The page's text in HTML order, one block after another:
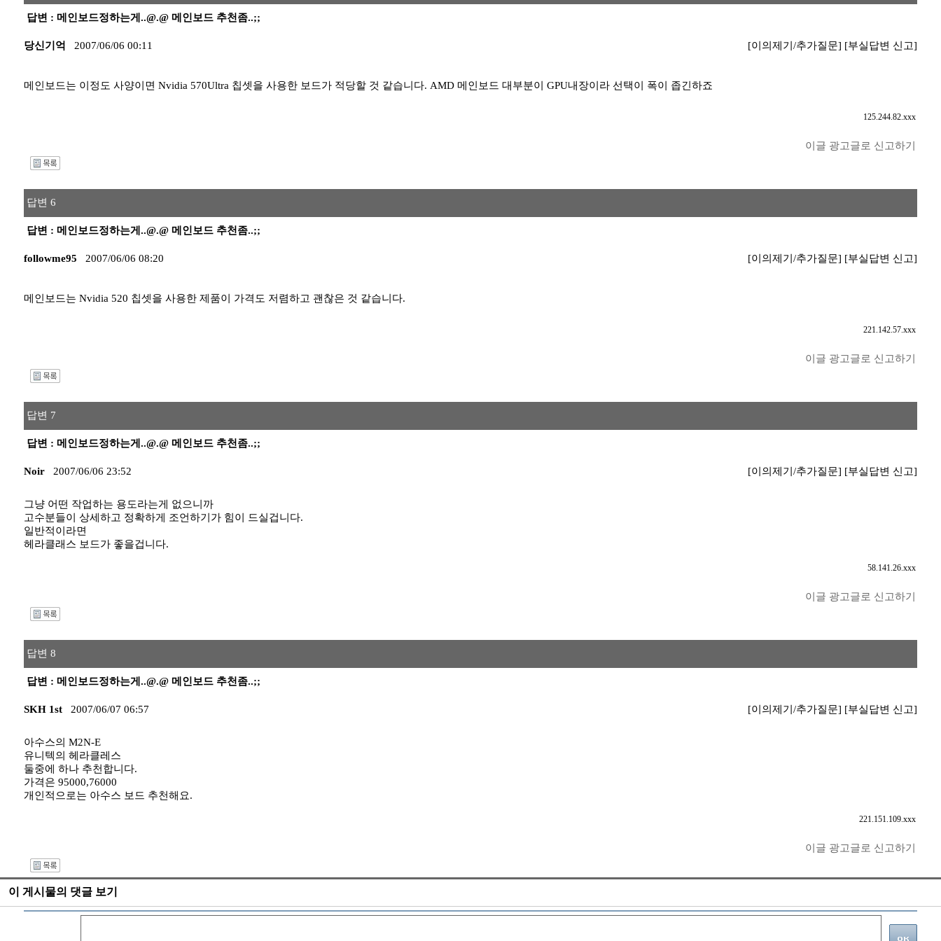
답변 : 메인보드정하는게..@.@ 메인보드 추천좀..;;
당신기억 2007/06/06 00:11 [이의제기/추가질문] [부실답변 신고]
메인보드는 이정도 사양이면 Nvidia 570Ultra 칩셋을 사용한 보드가 적당할 것 같습니다. AMD 메인보드 대부분이 GPU내장이라 선택이 폭이 좁긴하죠
125.244.82.xxx
이글 광고글로 신고하기
답변 6
답변 : 메인보드정하는게..@.@ 메인보드 추천좀..;;
followme95 2007/06/06 08:20 [이의제기/추가질문] [부실답변 신고]
메인보드는 Nvidia 520 칩셋을 사용한 제품이 가격도 저렴하고 괜찮은 것 같습니다.
221.142.57.xxx
이글 광고글로 신고하기
답변 7
답변 : 메인보드정하는게..@.@ 메인보드 추천좀..;;
Noir 2007/06/06 23:52 [이의제기/추가질문] [부실답변 신고]
그냥 어떤 작업하는 용도라는게 없으니까
고수분들이 상세하고 정확하게 조언하기가 힘이 드실겁니다.
일반적이라면
헤라클래스 보드가 좋을겁니다.
58.141.26.xxx
이글 광고글로 신고하기
답변 8
답변 : 메인보드정하는게..@.@ 메인보드 추천좀..;;
SKH 1st 2007/06/07 06:57 [이의제기/추가질문] [부실답변 신고]
아수스의 M2N-E
유니텍의 헤라클레스
둘중에 하나 추천합니다.
가격은 95000,76000
개인적으로는 아수스 보드 추천해요.
221.151.109.xxx
이글 광고글로 신고하기
이 게시물의 댓글 보기